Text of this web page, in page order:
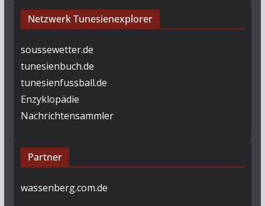
Netzwerk Tunesienexplorer
soussewetter.de
tunesienbuch.de
tunesienfussball.de
Enzyklopädie
Nachrichtensammler
Partner
wassenberg.com.de